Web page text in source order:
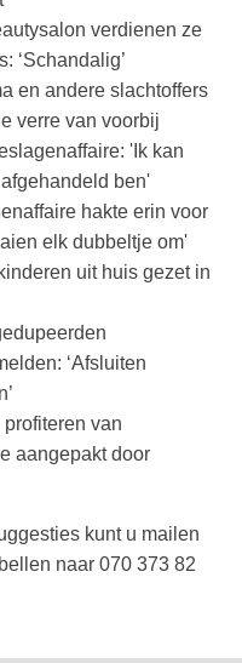
verdienen ze
‘Schandalig’
en andere slachtoffers
verre van voorbij
'Ik kan
ben'
hakte erin voor
elk dubbeltje om'
uit huis gezet in
‘Afsluiten
van
aangepakt door
kunt u mailen
naar 070 373 82